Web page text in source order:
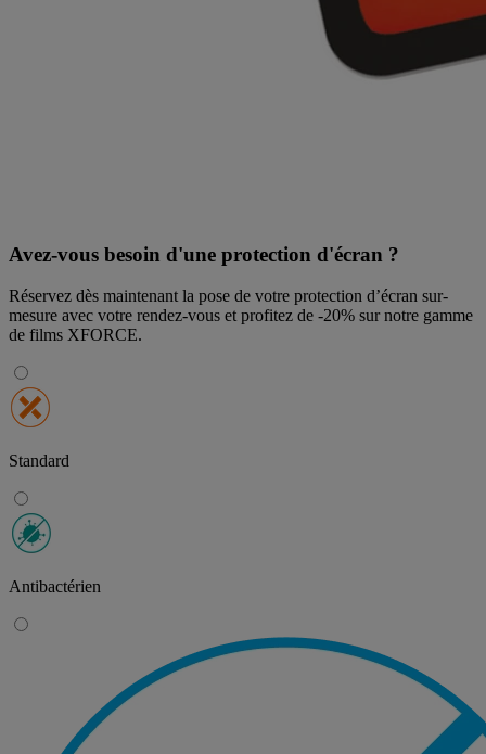
Avez-vous besoin d'une protection d'écran ?
Réservez dès maintenant la pose de votre protection d’écran sur-
mesure avec votre rendez-vous et profitez de -20% sur notre gamme
de films XFORCE.
Standard
Antibactérien